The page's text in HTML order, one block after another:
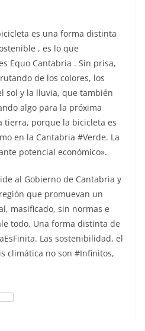
es una forma distinta
, es lo que
Equo Cantabria . Sin prisa,
de los colores, los
sol y la lluvia, que también
algo para la próxima
tierra, porque la bicicleta es
en la Cantabria #Verde. La
potencial económico».
al Gobierno de Cantabria y
que promuevan un
masificado, sin normas e
todo. Una forma distinta de
Las sostenibilidad, el
climática no son #Infinitos,